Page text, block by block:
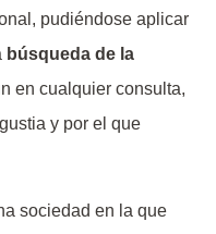
pudiéndose aplicar
búsqueda de la
en cualquier consulta,
y por el que
sociedad en la que